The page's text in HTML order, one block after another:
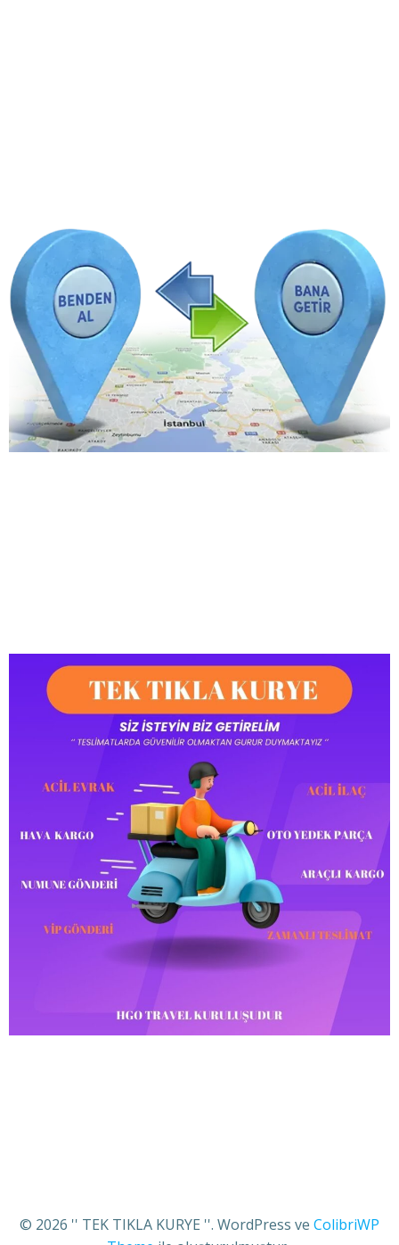
© 2026 '' TEK TIKLA KURYE ''. WordPress ve ColibriWP